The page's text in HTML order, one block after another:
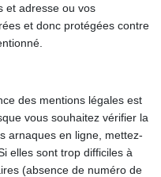
et adresse ou vos
et donc protégées contre
des mentions légales est
vous souhaitez vérifier la
arnaques en ligne, mettez-
elles sont trop difficiles à
(absence de numéro de